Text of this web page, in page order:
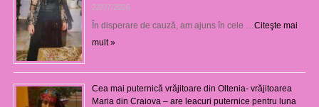
22/07/2026
În disperare de cauză, am ajuns în cele … Citeşte mai
mult »
Cea mai puternică vrăjitoare din Oltenia- vrăjitoarea
Maria din Craiova – are leacuri puternice pentru luna